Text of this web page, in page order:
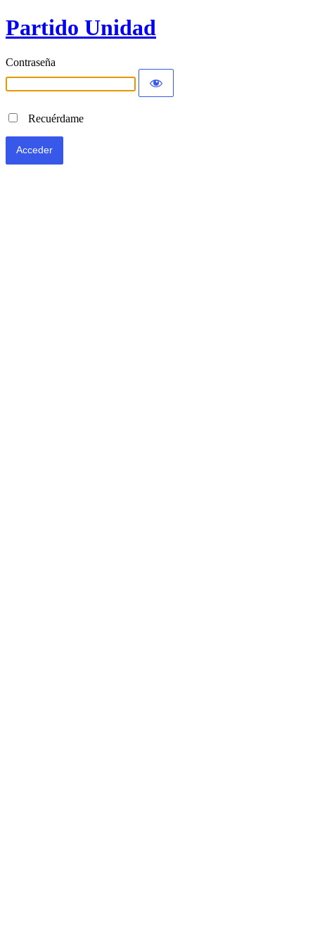
Partido Unidad
Contraseña
Recuérdame